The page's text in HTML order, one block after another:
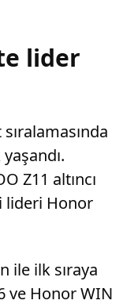
lider
Z11 altıncı
lideri Honor
ile ilk sıraya
ve Honor WIN